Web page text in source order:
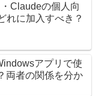
Claudeの個人向
れに加入すべき？
アプリで使
両者の関係を分か